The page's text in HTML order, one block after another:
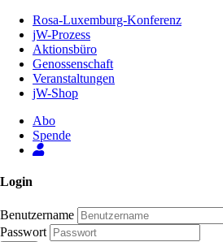
Inhalt
Seite
Rosa-Luxemburg-Konferenz
jW-Prozess
Aktionsbüro
Genossenschaft
Veranstaltungen
jW-Shop
Abo
Spende
Login
Benutzername
Passwort